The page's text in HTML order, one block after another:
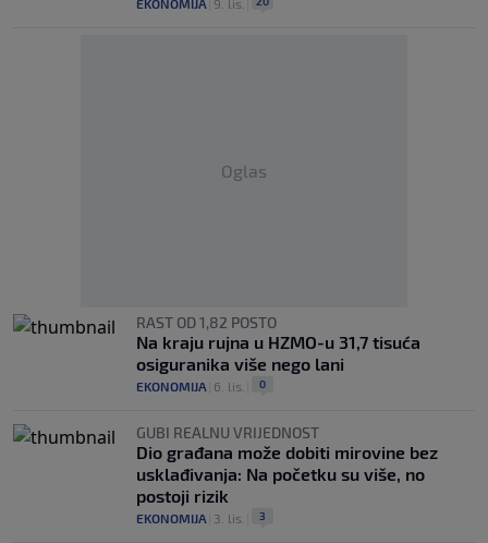
EKONOMIJA 9. lis.
Oglas
RAST OD 1,82 POSTO
Na kraju rujna u HZMO-u 31,7 tisuća
osiguranika više nego lani
EKONOMIJA 6. lis. 0
GUBI REALNU VRIJEDNOST
Dio građana može dobiti mirovine bez
usklađivanja: Na početku su više, no
postoji rizik
EKONOMIJA 3. lis. 3